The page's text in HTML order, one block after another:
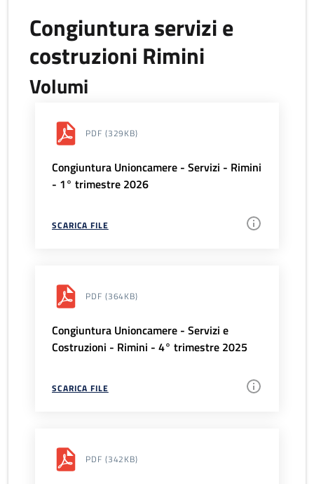
Congiuntura servizi e
costruzioni Rimini
Volumi
PDF (329KB)
Congiuntura Unioncamere - Servizi - Rimini
- 1° trimestre 2026
SCARICA FILE
PDF (364KB)
Congiuntura Unioncamere - Servizi e
Costruzioni - Rimini - 4° trimestre 2025
SCARICA FILE
PDF (342KB)